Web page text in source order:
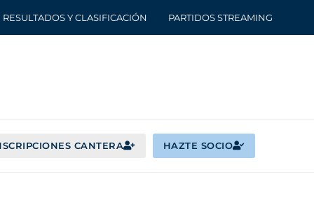
RESULTADOS Y CLASIFICACIÓN PARTIDOS STREAMING
CANTERA HAZTE SOCIO